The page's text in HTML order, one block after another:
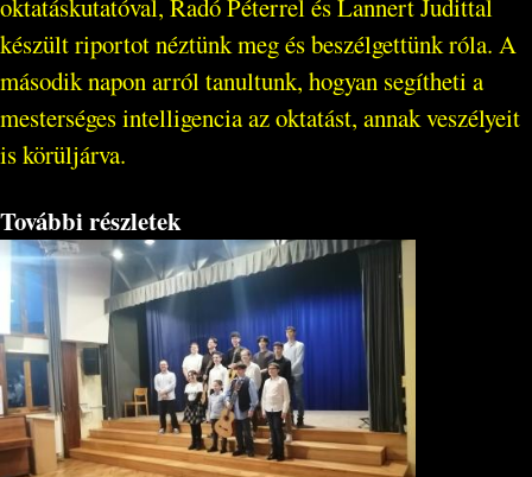
oktatáskutatóval, Radó Péterrel és Lannert Judittal
készült riportot néztünk meg és beszélgettünk róla. A
második napon arról tanultunk, hogyan segítheti a
mesterséges intelligencia az oktatást, annak veszélyeit
is körüljárva.
További részletek